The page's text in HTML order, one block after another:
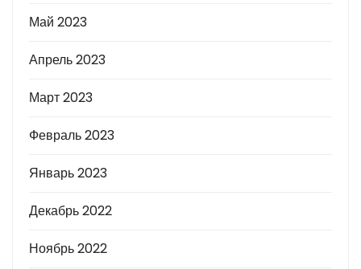
Май 2023
Апрель 2023
Март 2023
Февраль 2023
Январь 2023
Декабрь 2022
Ноябрь 2022